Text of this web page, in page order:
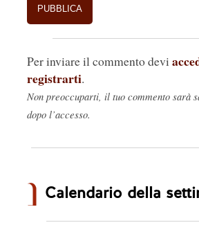
Per inviare il commento devi
registrarti.
Non preoccuparti, il tuo commento sarà
dopo l’accesso.
Calendario della